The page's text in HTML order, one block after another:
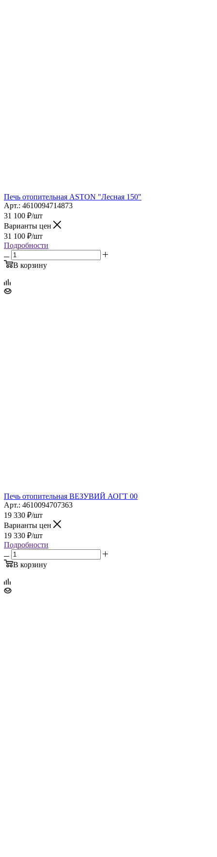
Печь отопительная ASTON "Лесная 150"
Арт.: 4610094714873
31 100 ₽/шт
Варианты цен
31 100 ₽/шт
Подробности
В корзину
Печь отопительная ВЕЗУВИЙ АОГТ 00
Арт.: 4610094707363
19 330 ₽/шт
Варианты цен
19 330 ₽/шт
Подробности
В корзину